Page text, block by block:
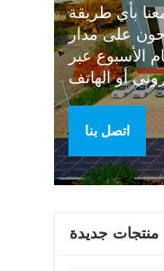
بأي طريقة
على مدار
الأسبوع عبر
اتصل بنا
منتجات جديدة